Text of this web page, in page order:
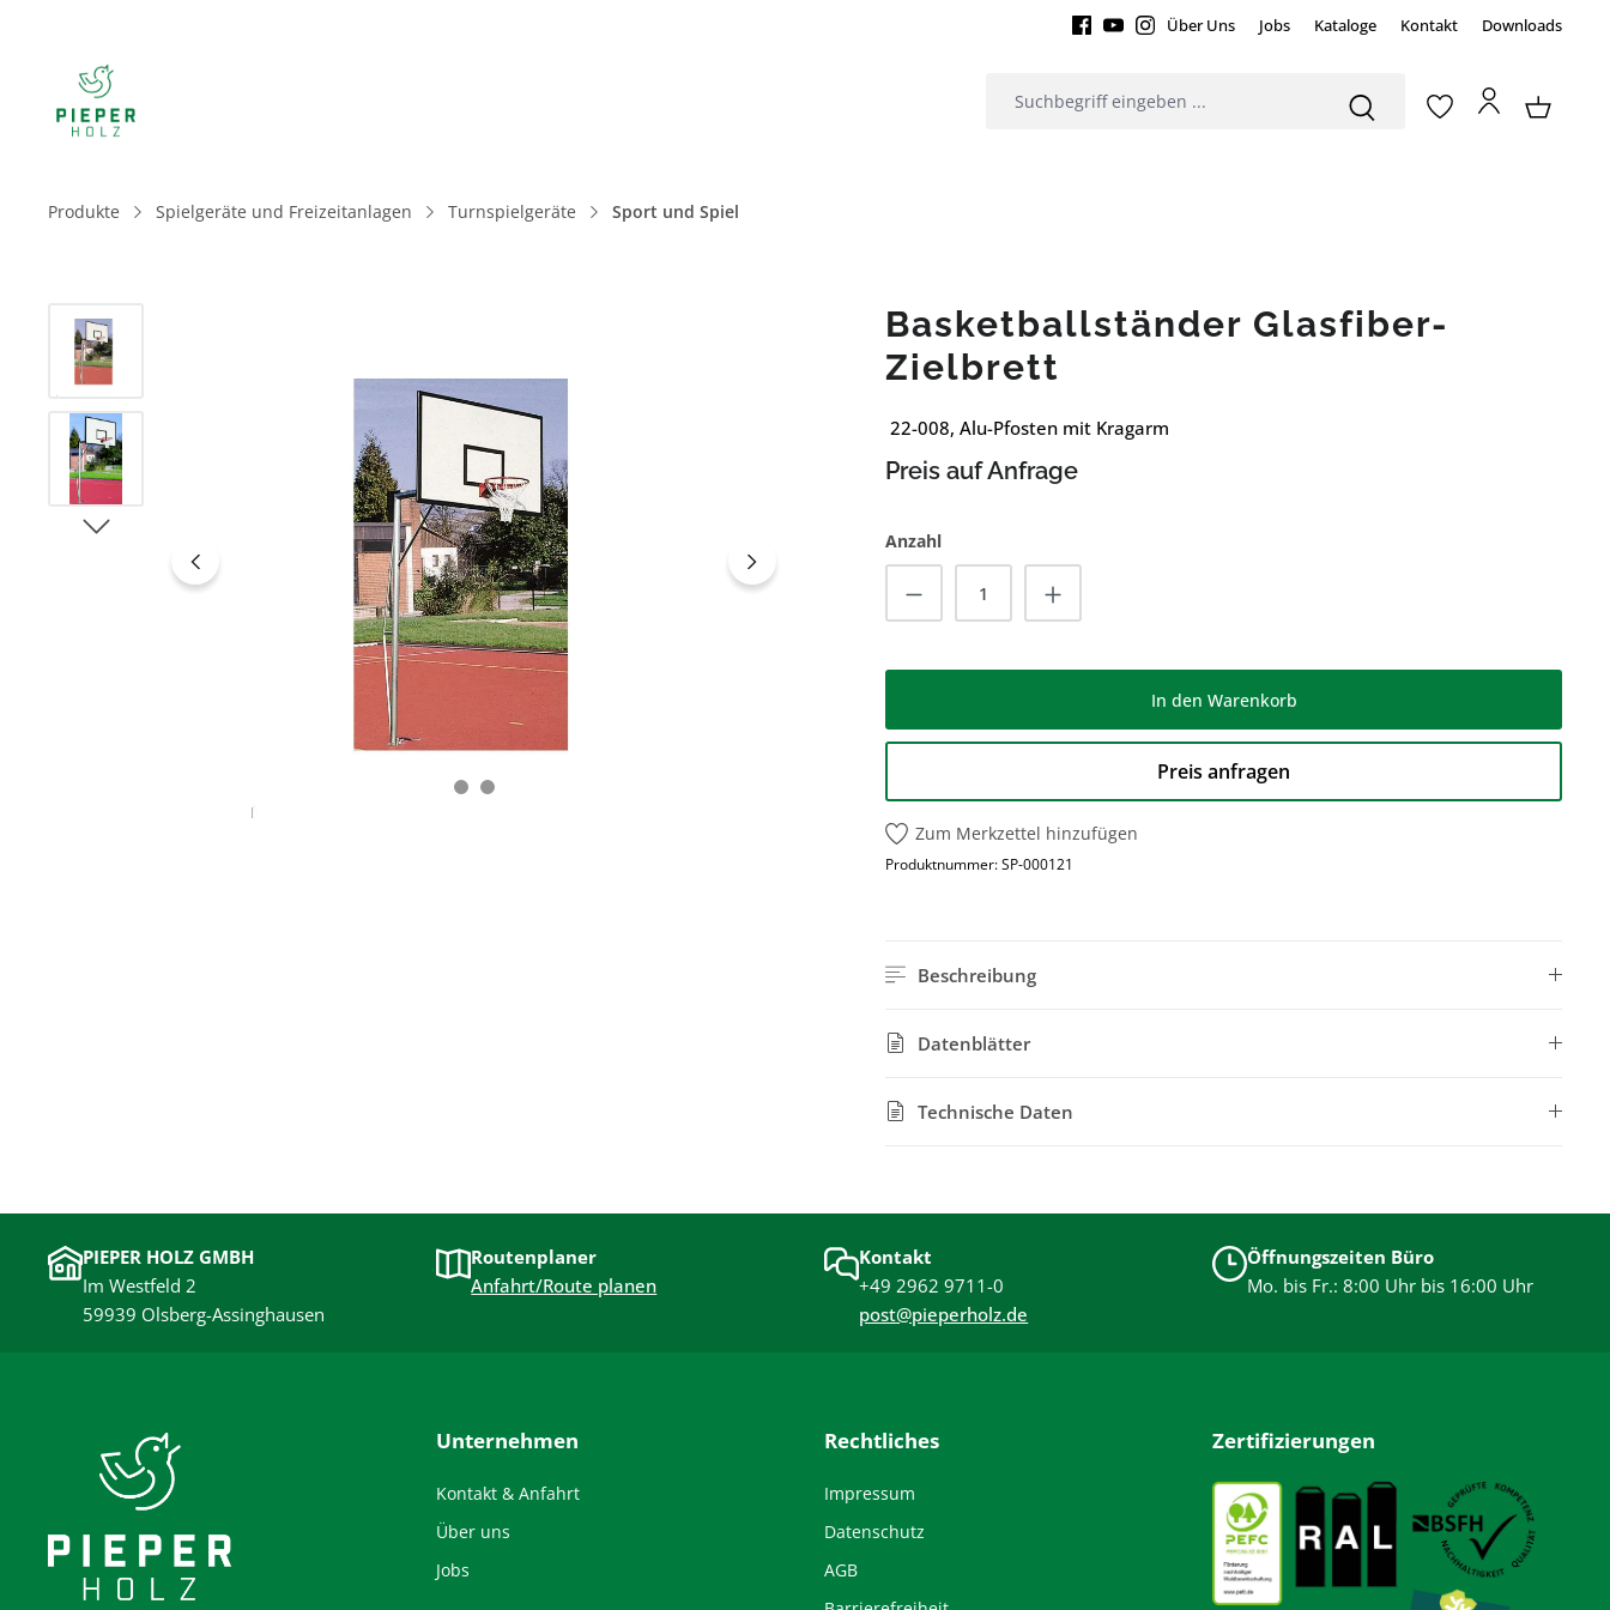
Über Uns Jobs Kataloge Kontakt Downloads
Produkte Spielgeräte und Freizeitanlagen Turnspielgeräte Sport und Spiel
Bildergalerie überspringen
Basketballständer Glasfiber-
Zielbrett
22-008, Alu-Pfosten mit Kragarm
Preis auf Anfrage
Anzahl
Produkt Anzahl: Gib den gewünschten Wert ein
In den Warenkorb
Preis anfragen
Zum Merkzettel hinzufügen
Produktnummer:SP-000121
Beschreibung
Datenblätter
Technische Daten
PIEPER HOLZ GMBH
Im Westfeld 2
59939 Olsberg-Assinghausen
Routenplaner
Anfahrt/Route planen
Kontakt
+49 2962 9711-0
post@pieperholz.de
Öffnungszeiten Büro
Mo. bis Fr.: 8:00 Uhr bis 16:00 Uhr
Unternehmen
Kontakt & Anfahrt
Über uns
Jobs
Rechtliches
Impressum
Datenschutz
AGB
Zertifizierungen